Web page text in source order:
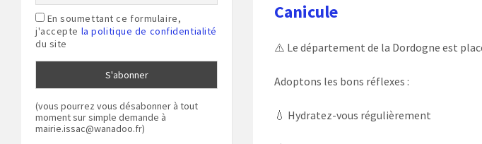
Canicule
⚠️ Le département de la Dordogne est
Adoptons les bons réflexes :
💧 Hydratez-vous régulièrement
En soumettant ce formulaire,
j'accepte la politique de confidentialité
du site
(vous pourrez vous désabonner à tout
moment sur simple demande à
mairie.issac@wanadoo.fr)